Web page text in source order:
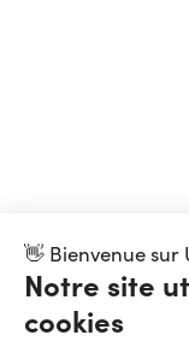
👋 Bienvenue sur
Notre site
cookies